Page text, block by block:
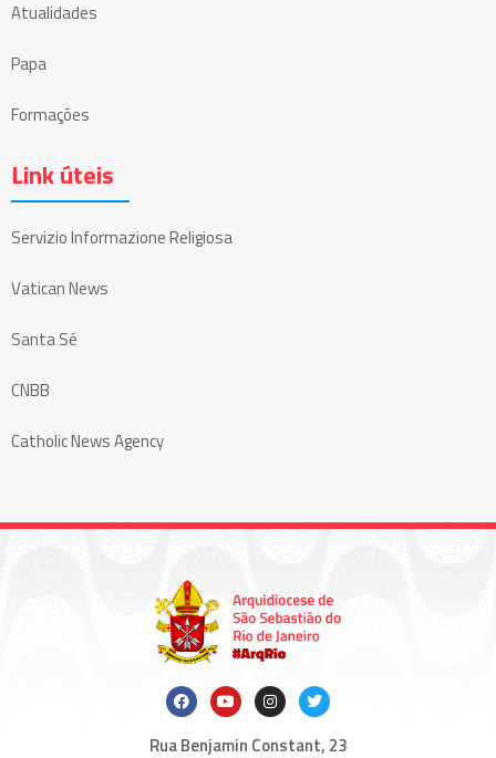
Atualidades
Papa
Formações
Link úteis
Servizio Informazione Religiosa
Vatican News
Santa Sé
CNBB
Catholic News Agency
Rua Benjamin Constant, 23